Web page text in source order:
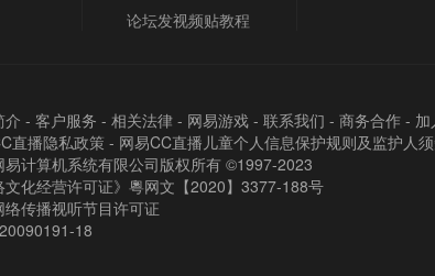
论坛发视频贴教程
介 - 客户服务 - 相关法律 - 网易游戏 - 联系我们 - 商务合作 - 加
直播隐私政策 - 网易CC直播儿童个人信息保护规则及监护人
易计算机系统有限公司版权所有 ©1997-2023
文化经营许可证》粵网文【2020】3377-188号
络传播视听节目许可证
18